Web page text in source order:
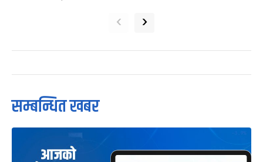
‹ ›
सम्बन्धित खबर